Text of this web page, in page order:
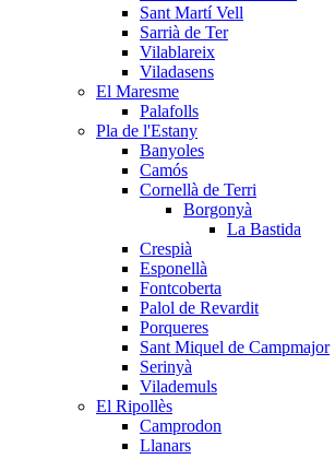
Sant Martí Vell
Sarrià de Ter
Vilablareix
Viladasens
El Maresme
Palafolls
Pla de l'Estany
Banyoles
Camós
Cornellà de Terri
Borgonyà
La Bastida
Crespià
Esponellà
Fontcoberta
Palol de Revardit
Porqueres
Sant Miquel de Campmajor
Serinyà
Vilademuls
El Ripollès
Camprodon
Llanars